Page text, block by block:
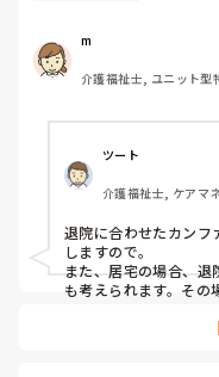
m
介護福祉士, ユニット型
ツート
介護福祉士, ケアマ
退院に合わせたカンフ
しますので。
また、居宅の場合、
も考えられます。その